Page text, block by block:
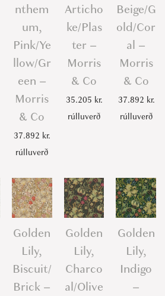
nthem
um,
Pink/Ye
llow/Gr
een –
Morris
& Co
37.892 kr.
rúlluverð
Articho
ke/Plas
ter –
Morris
& Co
35.205 kr.
rúlluverð
Beige/G
old/Cor
al –
Morris
& Co
37.892 kr.
rúlluverð
Golden
Lily,
Biscuit/
Brick –
Golden
Lily,
Charco
al/Olive
Golden
Lily,
Indigo
–